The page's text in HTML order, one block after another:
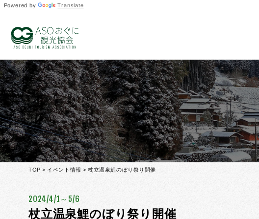
Powered by Translate
TOP > イベント情報 > 杖立温泉鯉のぼり祭り開催
2024/4/1～5/6
杖立温泉鯉のぼり祭り開催